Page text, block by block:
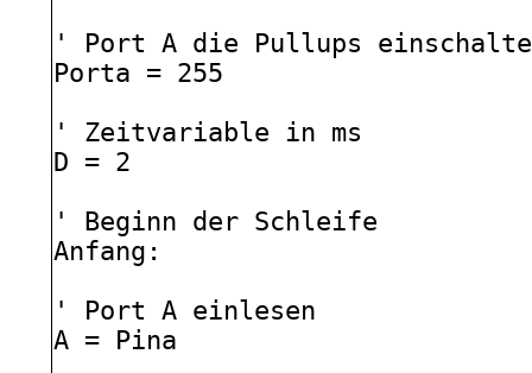
' Port A die Pullups
Porta = 255
' Zeitvariable in ms
D = 2
' Beginn der Schleife
Anfang:
' Port A einlesen
A = Pina